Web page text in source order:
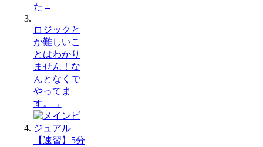
た →
ロジックと
か難しいこ
とはわかり
ません！な
んとなくで
やってま
す。
→
【速習】5分